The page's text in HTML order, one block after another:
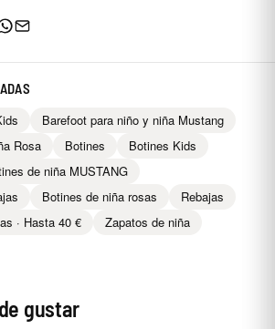
Barefoot para niño y niña Mustang
Rosa
Botines
Botines Kids
de niña MUSTANG
Botines de niña rosas
Rebajas
· Hasta 40 € Zapatos de niña
gustar